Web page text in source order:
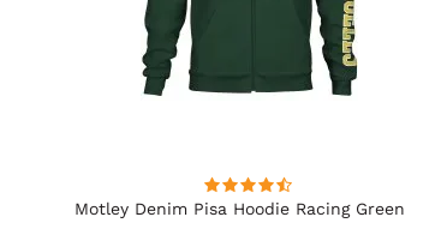
Motley Denim Pisa Hoodie Racing Green